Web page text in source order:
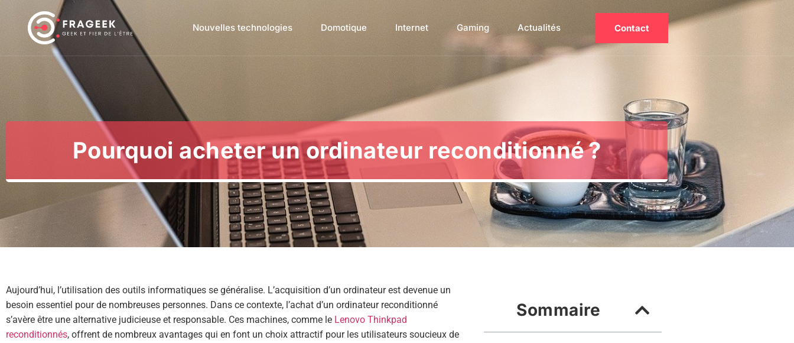
Nouvelles technologies Domotique Internet Gaming Actualités Contact
Pourquoi acheter un ordinateur reconditionné ?
Aujourd’hui, l’utilisation des outils informatiques se généralise. L’acquisition d’un ordinateur est devenue un
besoin essentiel pour de nombreuses personnes. Dans ce contexte, l’achat d’un ordinateur reconditionné
s’avère être une alternative judicieuse et responsable. Ces machines, comme le Lenovo Thinkpad
reconditionnés, offrent de nombreux avantages qui en font un choix attractif pour les utilisateurs soucieux de
Sommaire